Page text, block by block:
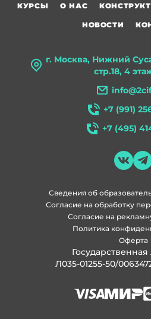
г. Москва, Нижний
стр.18, 4
+7 (991)
+7 (495)
КУРСЫ О НАС
НОВОСТИ
Политика
Согласие на
Согласие на обработку
Сведения об
Оферта
Л035-01255-50/